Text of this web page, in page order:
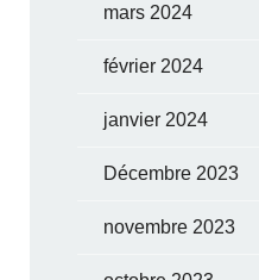
mars 2024
février 2024
janvier 2024
Décembre 2023
novembre 2023